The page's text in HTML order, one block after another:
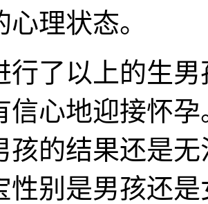
理状态。
以上的生男
信心地迎接怀
孩的结果还是
性别是男孩还